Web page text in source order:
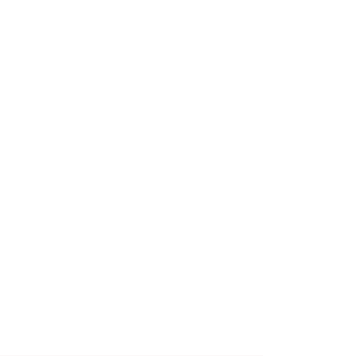
Komisi IV DPR RI kunjungan ke Makassar,
Nizam Zachman Jakarta berkolaborasi